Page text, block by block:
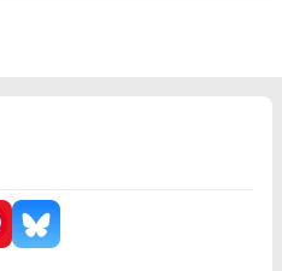
凍てついた王の心を溶か
な陛下に執着され、正
ロマンス！